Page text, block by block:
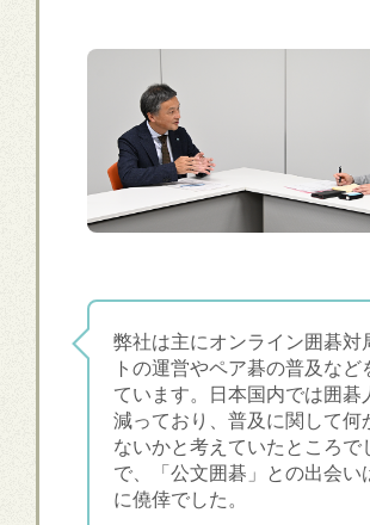
弊社は主にオンライン囲碁対
トの運営やペア碁の普及など
ています。日本国内では囲碁
減っており、普及に関して何
ないかと考えていたところで
で、「公文囲碁」との出会い
に僥倖でした。